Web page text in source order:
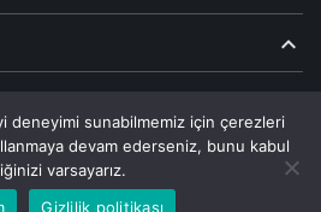
yaşamanızı sağlamak
Saklıdır | Alanalp İnternet
Hakkımızda
deneyimi sunabilmemiz için çerezleri
devam ederseniz, bunu kabul
varsayarız.
Gizlilik politikası